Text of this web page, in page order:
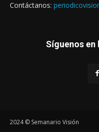
Contáctanos:
Síguenos en
2024 © Semanario Visión